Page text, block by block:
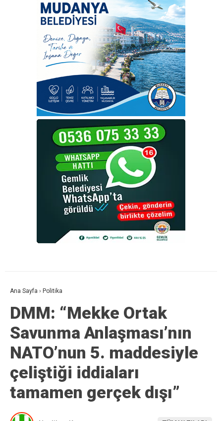
Ana Sayfa › Politika
DMM: “Mekke Ortak
Savunma Anlaşması’nın
NATO’nun 5. maddesiyle
çeliştiği iddiaları
tamamen gerçek dışı”